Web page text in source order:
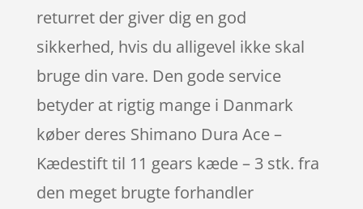
returret der giver dig en god
sikkerhed, hvis du alligevel ikke skal
bruge din vare. Den gode service
betyder at rigtig mange i Danmark
køber deres Shimano Dura Ace –
Kædestift til 11 gears kæde – 3 stk. fra
den meget brugte forhandler